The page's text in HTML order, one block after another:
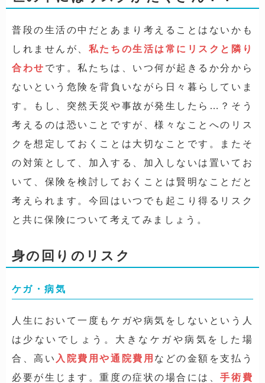
普段の生活の中だとあまり考えることはないかも
しれませんが、 私たちの生活は常にリスクと隣り
合わせ です。私たちは、いつ何が起きるか分から
ないという危険を背負いながら日々暮らしていま
す。もし、突然天災や事故が発生したら…？そう
考えるのは恐いことですが、様々なことへのリス
クを想定しておくことは大切なことです。またそ
の対策として、加入する、加入しないは置いてお
いて、保険を検討しておくことは賢明なことだと
考えられます。今回はいつでも起こり得るリスク
と共に保険について考えてみましょう。
身の回りのリスク
ケガ・病気
人生において一度もケガや病気をしないという人
は少ないでしょう。大きなケガや病気をした場
合、高い 入院費用や通院費用 などの金額を支払う
必要が生じます。重度の症状の場合には、手術費